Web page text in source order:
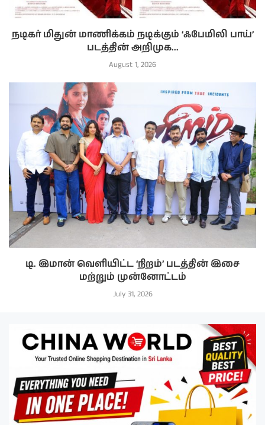
நடிகர் மிதுன் மாணிக்கம் நடிக்கும் ‘ஃபேமிலி பாய்’
படத்தின் அறிமுக...
August 1, 2026
டி. இமான் வெளியிட்ட ‘நிறம்’ படத்தின் இசை
மற்றும் முன்னோட்டம்
July 31, 2026